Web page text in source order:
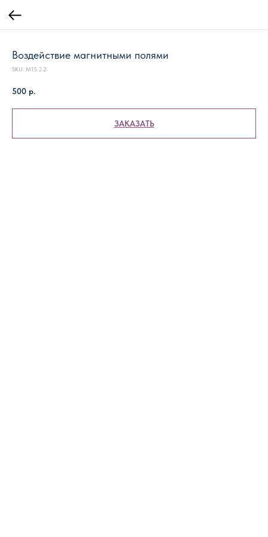
Воздействие магнитными полями
SKU: М15.3.2
500 р.
ЗАКАЗАТЬ